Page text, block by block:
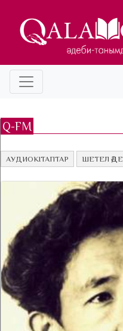
Q-FM
АУДИОКІТАПТАР ШЕТЕЛ